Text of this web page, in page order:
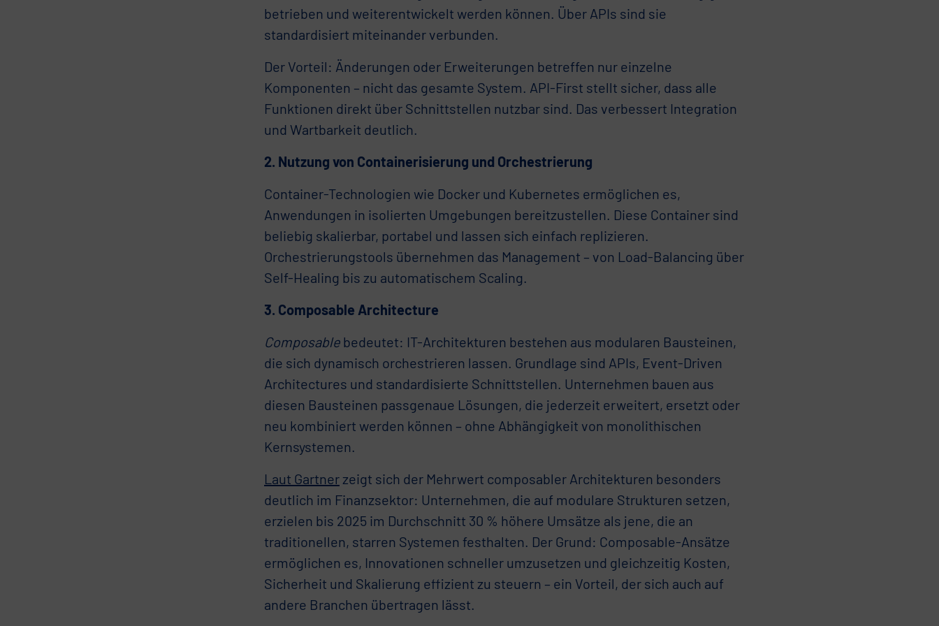
betrieben und weiterentwickelt werden können. Über APIs sind sie
standardisiert miteinander verbunden.
Der Vorteil: Änderungen oder Erweiterungen betreffen nur einzelne
Komponenten – nicht das gesamte System. API-First stellt sicher, dass alle
Funktionen direkt über Schnittstellen nutzbar sind. Das verbessert Integration
und Wartbarkeit deutlich.
2. Nutzung von Containerisierung und Orchestrierung
Container-Technologien wie Docker und Kubernetes ermöglichen es,
Anwendungen in isolierten Umgebungen bereitzustellen. Diese Container sind
beliebig skalierbar, portabel und lassen sich einfach replizieren.
Orchestrierungstools übernehmen das Management – von Load-Balancing über
Self-Healing bis zu automatischem Scaling.
3. Composable Architecture
Composable bedeutet: IT-Architekturen bestehen aus modularen Bausteinen,
die sich dynamisch orchestrieren lassen. Grundlage sind APIs, Event-Driven
Architectures und standardisierte Schnittstellen. Unternehmen bauen aus
diesen Bausteinen passgenaue Lösungen, die jederzeit erweitert, ersetzt oder
neu kombiniert werden können – ohne Abhängigkeit von monolithischen
Kernsystemen.
Laut Gartner zeigt sich der Mehrwert composabler Architekturen besonders
deutlich im Finanzsektor: Unternehmen, die auf modulare Strukturen setzen,
erzielen bis 2025 im Durchschnitt 30 % höhere Umsätze als jene, die an
traditionellen, starren Systemen festhalten. Der Grund: Composable-Ansätze
ermöglichen es, Innovationen schneller umzusetzen und gleichzeitig Kosten,
Sicherheit und Skalierung effizient zu steuern – ein Vorteil, der sich auch auf
andere Branchen übertragen lässt.